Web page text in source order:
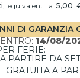
, equivalenti a5,00
DI GARANZIA
14/08/
FERIE:
PARTIRE DA
GRATUITA A